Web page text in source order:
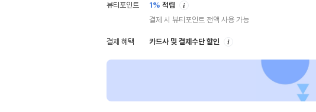
뷰티포인트 1% 적립
결제 시 뷰티포인트 전액 사용 가능
결제 혜택 카드사 및 결제수단 할인